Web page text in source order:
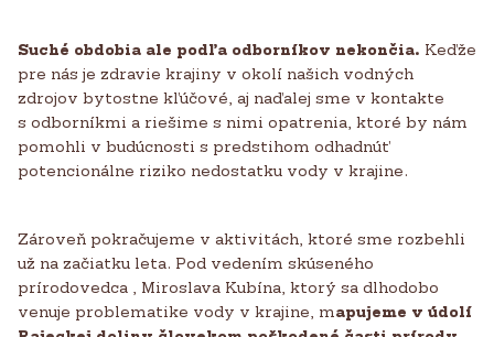
Suché obdobia ale podľa odborníkov nekončia. Keďže
pre nás je zdravie krajiny v okolí našich vodných
zdrojov bytostne kľúčové, aj naďalej sme v kontakte
s odborníkmi a riešime s nimi opatrenia, ktoré by nám
pomohli v budúcnosti s predstihom odhadnúť
potencionálne riziko nedostatku vody v krajine.
Zároveň pokračujeme v aktivitách, ktoré sme rozbehli
už na začiatku leta. Pod vedením skúseného
prírodovedca , Miroslava Kubína, ktorý sa dlhodobo
venuje problematike vody v krajine, mapujeme v údolí